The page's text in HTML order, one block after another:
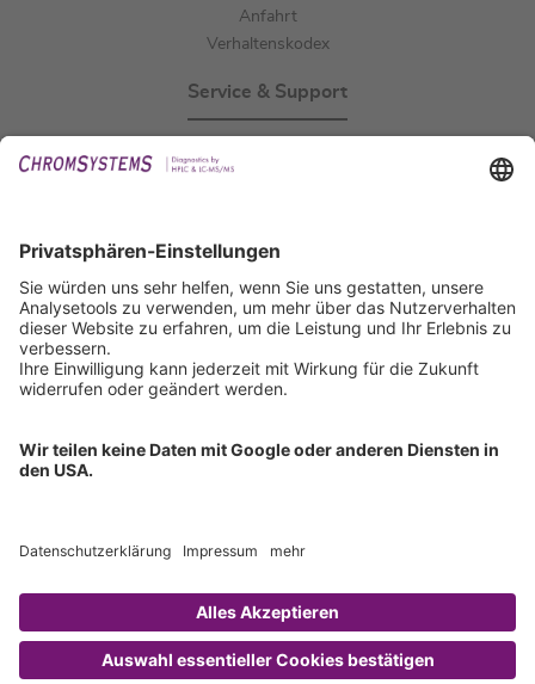
Anfahrt
Verhaltenskodex
Service & Support
IFU anfordern
Zertifizierungen
ISO 9001 Zertifikat